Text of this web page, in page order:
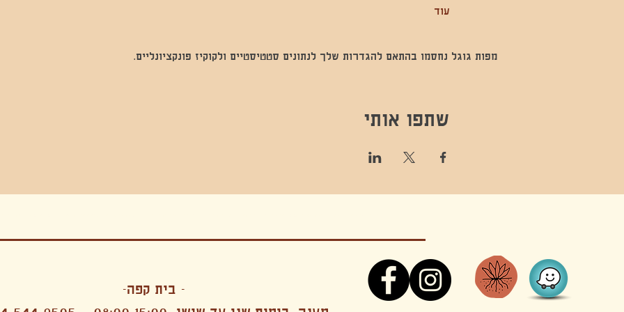
עוד
מפות גוגל נחסמו בהתאם להגדרות שלך לנתונים סטטיסטיים ולקוקיז פונקציונליים.
שתפו אותי
- בית קפה-